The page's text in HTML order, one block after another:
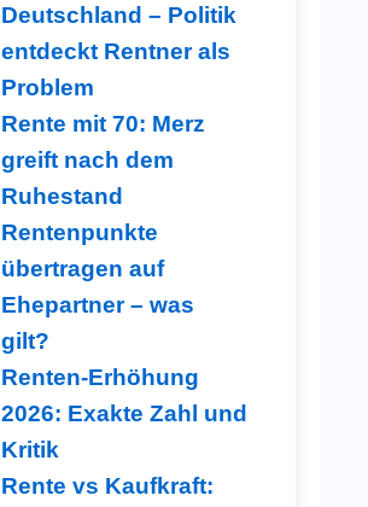
Deutschland – Politik
entdeckt Rentner als
Problem
Rente mit 70: Merz
greift nach dem
Ruhestand
Rentenpunkte
übertragen auf
Ehepartner – was
gilt?
Renten-Erhöhung
2026: Exakte Zahl und
Kritik
Rente vs Kaufkraft: